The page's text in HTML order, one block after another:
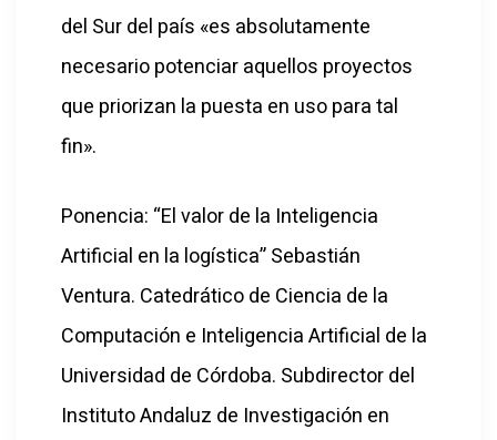
del Sur del país «es absolutamente
necesario potenciar aquellos proyectos
que priorizan la puesta en uso para tal
fin».
Ponencia: “El valor de la Inteligencia
Artificial en la logística” Sebastián
Ventura. Catedrático de Ciencia de la
Computación e Inteligencia Artificial de la
Universidad de Córdoba. Subdirector del
Instituto Andaluz de Investigación en